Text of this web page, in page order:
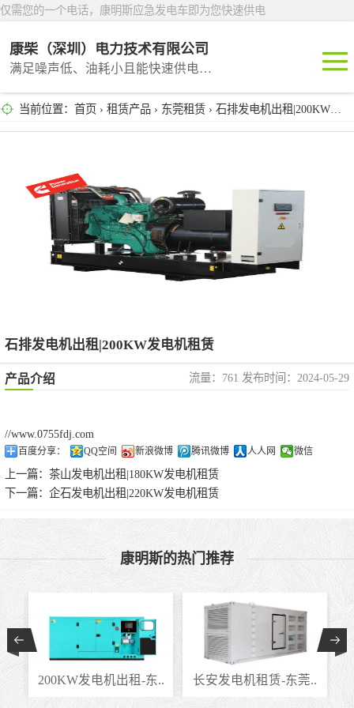
仅需您的一个电话，康明斯应急发电车即为您快速供电
康柴（深圳）电力技术有限公司
满足噪声低、油耗小且能快速供电的租赁产品
当前位置： 首页 › 租赁产品 › 东莞租赁 › 石排发电机出租|200KW发电机租赁
石排发电机出租|200KW发电机租赁
产品介绍 流量：761 发布时间：2024-05-29
//www.0755fdj.com
百度分享： QQ空间 新浪微博 腾讯微博 人人网 微信
上一篇： 茶山发电机出租|180KW发电机租赁
下一篇： 企石发电机出租|220KW发电机租赁
康明斯的热门推荐
200KW发电机出租-东.. 长安发电机租赁-东莞..
深圳租赁
广州租赁
惠州租赁
汕头租赁